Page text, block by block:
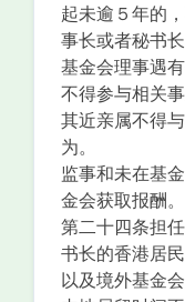
起未逾５年的
事长或者秘书长
基金会理事
不得参与相关
其近亲属不得
为。
监事和未在
金会获取报酬。
第二十四条
书长的香港居
以及境外基金